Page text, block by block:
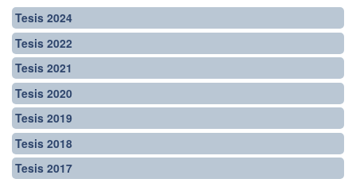
Tesis 2024
Tesis 2022
Tesis 2021
Tesis 2020
Tesis 2019
Tesis 2018
Tesis 2017